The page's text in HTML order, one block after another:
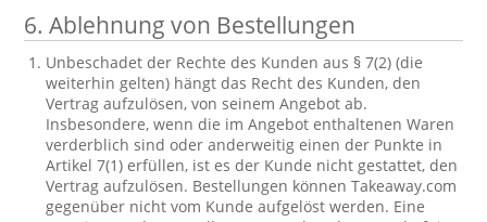
6. Ablehnung von Bestellungen
Unbeschadet der Rechte des Kunden aus § 7(2) (die
weiterhin gelten) hängt das Recht des Kunden, den
Vertrag aufzulösen, von seinem Angebot ab.
Insbesondere, wenn die im Angebot enthaltenen Waren
verderblich sind oder anderweitig einen der Punkte in
Artikel 7(1) erfüllen, ist es der Kunde nicht gestattet, den
Vertrag aufzulösen. Bestellungen können Takeaway.com
gegenüber nicht vom Kunde aufgelöst werden. Eine